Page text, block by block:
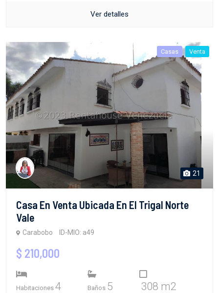
Ver detalles
Casas Venta
21
Casa En Venta Ubicada En El Trigal Norte
Vale
Carabobo ID-MIO: a49
$ 210,000
Habitaciones 4 Baños 5 308 m2